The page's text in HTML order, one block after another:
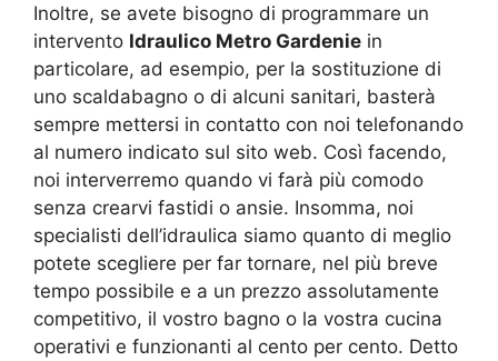
Inoltre, se avete bisogno di programmare un
intervento Idraulico Metro Gardenie in
particolare, ad esempio, per la sostituzione di
uno scaldabagno o di alcuni sanitari, basterà
sempre mettersi in contatto con noi telefonando
al numero indicato sul sito web. Così facendo,
noi interverremo quando vi farà più comodo
senza crearvi fastidi o ansie. Insomma, noi
specialisti dell’idraulica siamo quanto di meglio
potete scegliere per far tornare, nel più breve
tempo possibile e a un prezzo assolutamente
competitivo, il vostro bagno o la vostra cucina
operativi e funzionanti al cento per cento. Detto